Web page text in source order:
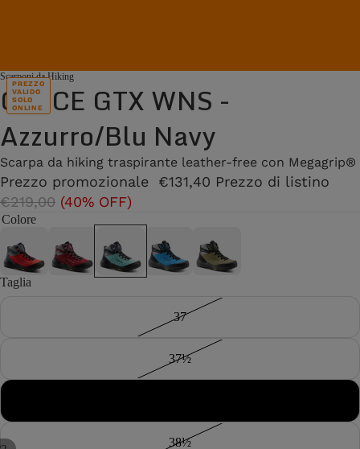
PREZZO
VALIDO
SOLO
ONLINE
Scarponi da Hiking
CIRCE GTX WNS -
Azzurro/Blu Navy
Scarpa da hiking traspirante leather-free con Megagrip®
Prezzo promozionale €131,40 Prezzo di listino
€219,00 (40% OFF)
Colore
Taglia
37
37½
38½